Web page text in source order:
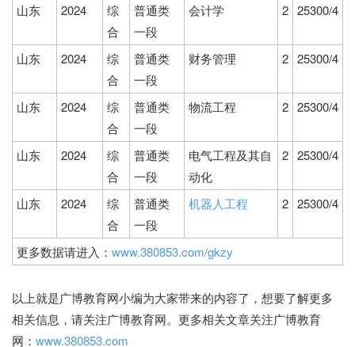
山东 2024
综
合
普通类
一段
会计学 2 25300/4
山东 2024
综
合
普通类
一段
财务管理 2 25300/4
山东 2024
综
合
普通类
一段
物流工程 2 25300/4
山东 2024
综
合
普通类
一段
电气工程及其自
动化
2 25300/4
山东 2024
综
合
普通类
一段
机器人工程 2 25300/4
更多数据请进入： www.380853.com/gkzy
以上就是广博教育网小编为大家带来的内容了，想要了解更多
相关信息，请关注广博教育网。更多相关文章关注广博教育
网： www.380853.com